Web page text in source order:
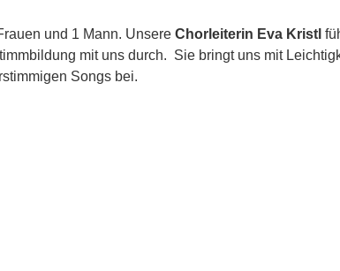
und 1 Mann. Unsere Chorleiterin Eva Kristl
mit uns durch.  Sie bringt uns mit
Songs bei.